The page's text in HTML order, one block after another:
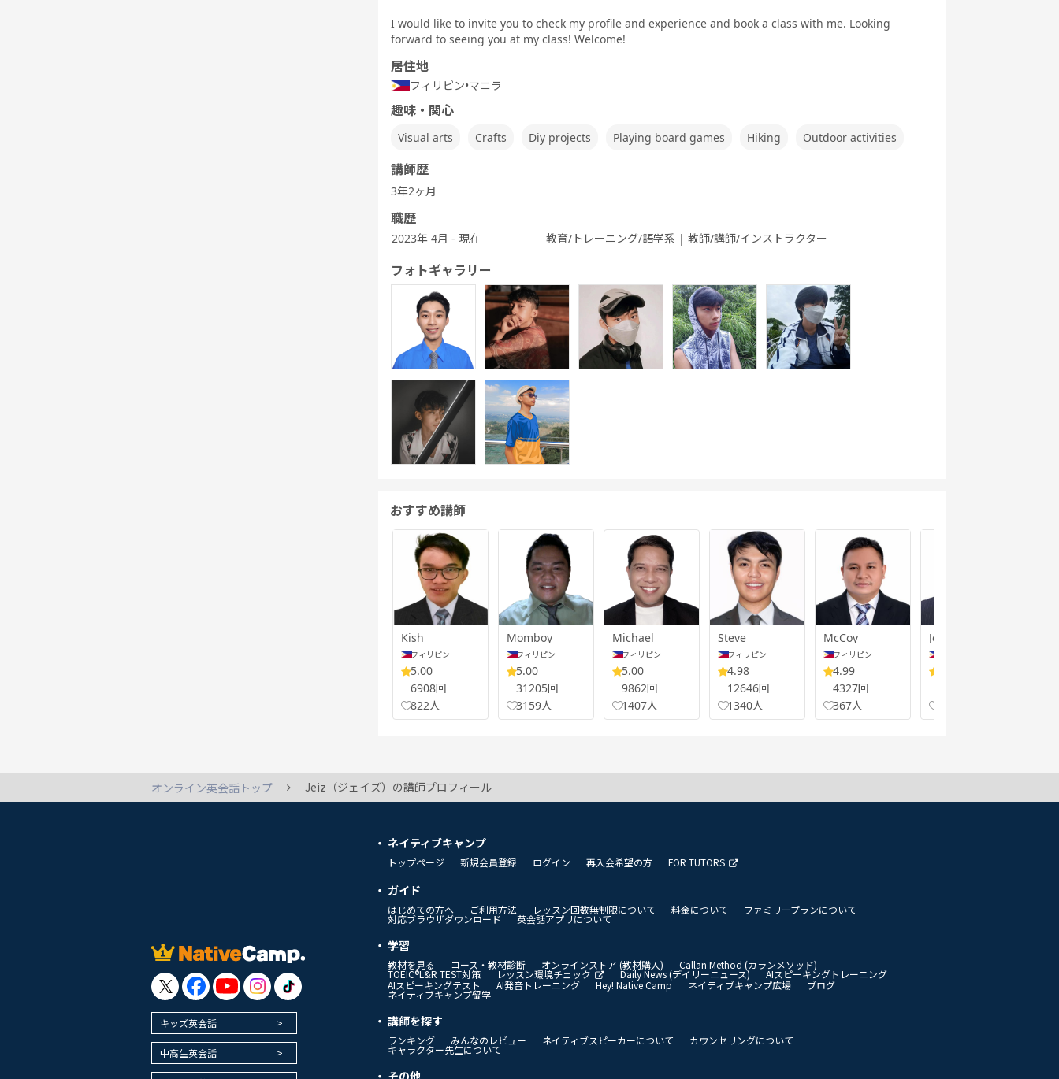
テスト対策
中高生英会話
TEST 600点
対策（新形
TEST 800点
対策（新形
Speaking
Test対策
ぶ英文法
ク
ング 基礎 - ア
発音トレーニ
メリカ英語 -
発音トレーニ
実践発音 旅行英会話 新旅行英会話
基礎
新旅行英会話
世界一周旅行
5分間ディス ビジネス英会
キッズ - 基本 キッズ - 絵本
キッズ - ゲー Let's Go (レ 都道府県教材 フリートーク職種別英会話職種別英会話
ワーホリ英会
話 実践
I would like to invite you to check my profile and experience and book a class with me. Looking
forward to seeing you at my class! Welcome!
居住地
フィリピン•マニラ
趣味・関心
Visual arts Crafts Diy projects Playing board games Hiking Outdoor activities
講師歴
3年2ヶ月
職歴
2023年 4月 - 現在 教育/トレーニング/語学系 | 教師/講師/インストラクター
フォトギャラリー
おすすめ講師
Kish
フィリピン
5.00
6908回
822人
Momboy
フィリピン
5.00
31205回
3159人
Michael
フィリピン
5.00
9862回
1407人
Steve
フィリピン
4.98
12646回
1340人
McCoy
フィリピン
4.99
4327回
367人
Jom
オンライン英会話トップ Jeiz（ジェイズ）の講師プロフィール
キッズ英会話
中高生英会話
ネイティブキャンプ
トップページ 新規会員登録 ログイン 再入会希望の方 FOR TUTORS
ガイド
はじめての方へ ご利用方法 レッスン回数無制限について 料金について ファミリープランについて
対応ブラウザダウンロード 英会話アプリについて
学習
教材を見る コース・教材診断 オンラインストア (教材購入) Callan Method (カランメソッド)
TOEIC®L&R TEST対策 レッスン環境チェック Daily News (デイリーニュース)
AIスピーキングトレーニング
AIスピーキングテスト
AI発音トレーニング Hey! Native Camp ネイティブキャンプ広場 ブログ
ネイティブキャンプ留学
講師を探す
ランキング みんなのレビュー ネイティブスピーカーについて カウンセリングについて
キャラクター先生について
その他